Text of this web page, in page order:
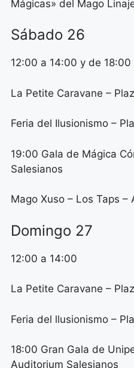
Mágicas» del Mago
Sábado 26
12:00 a 14:00 y de 18:00
La Petite Caravane –
Feria del Ilusionismo –
19:00 Gala de Mágica
Salesianos
Mago Xuso – Los Taps –
Domingo 27
12:00 a 14:00
La Petite Caravane –
Feria del llusionismo –
18:00 Gran Gala de
Auditorium Salesianos